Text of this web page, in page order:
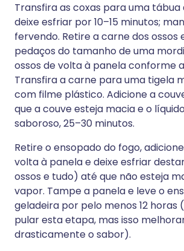
Transfira as coxas para uma
deixe esfriar por 10–15 minutos;
fervendo. Retire a carne dos ossos
pedaços do tamanho de uma
ossos de volta à panela conforme
Transfira a carne para uma tigela
com filme plástico. Adicione a
que a couve esteja macia e o
saboroso, 25–30 minutos.
Retire o ensopado do fogo,
volta à panela e deixe esfriar
ossos e tudo) até que não esteja
vapor. Tampe a panela e leve o
geladeira por pelo menos 12 horas
pular esta etapa, mas isso
drasticamente o sabor).